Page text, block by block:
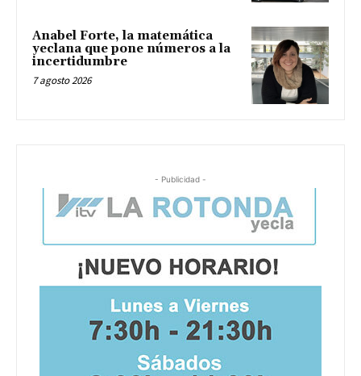
Anabel Forte, la matemática
yeclana que pone números a la
incertidumbre
7 agosto 2026
- Publicidad -